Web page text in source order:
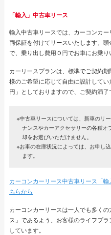
「輸入」中古車リース
輸入中古車リースでは、カーコンカ
両保証を付けてリースいたします。
で、乗り出し費用０円でお車にお乗り
カーリースプランは、標準でご契約
様のご希望に応じて自由に設計して
円」としておりますので、ご契約満
※中古車リースについては、新車のリ
ナンスやカーアクセサリーの各種
却をお選びいただけません。
※お車の在庫状況によっては、お申し
ます。
カーコンカーリース中古車リース「
ちらから
カーコンカーリースは一人でも多く
ス」であるよう、お客様のライフプ
しています。